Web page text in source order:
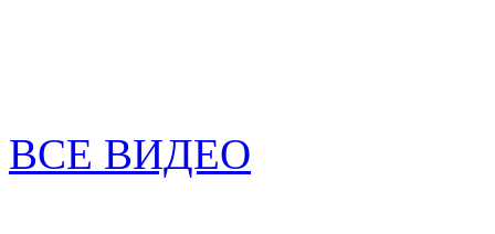
ВСЕ ВИДЕО